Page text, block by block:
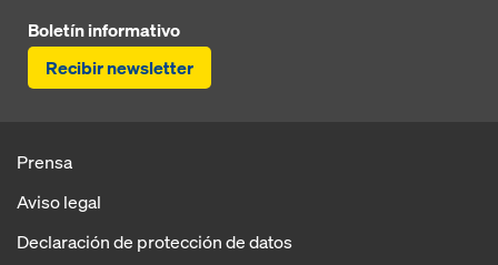
Boletín informativo
Recibir newsletter
Prensa
Aviso legal
Declaración de protección de datos